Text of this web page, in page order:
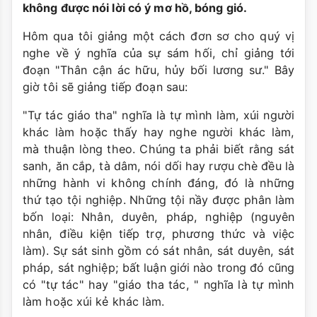
không được nói lời có ý mơ hồ, bóng gió.
Hôm qua tôi giảng một cách đơn sơ cho quý vị
nghe về ý nghĩa của sự sám hối, chỉ giảng tới
đoạn "Thân cận ác hữu, hủy bối lương sư." Bây
giờ tôi sẽ giảng tiếp đoạn sau:
"Tự tác giáo tha" nghĩa là tự mình làm, xúi người
khác làm hoặc thấy hay nghe người khác làm,
mà thuận lòng theo. Chúng ta phải biết rằng sát
sanh, ăn cắp, tà dâm, nói dối hay rượu chè đều là
những hành vi không chính đáng, đó là những
thứ tạo tội nghiệp. Những tội nầy được phân làm
bốn loại: Nhân, duyên, pháp, nghiệp (nguyên
nhân, điều kiện tiếp trợ, phương thức và việc
làm). Sự sát sinh gồm có sát nhân, sát duyên, sát
pháp, sát nghiệp; bất luận giới nào trong đó cũng
có "tự tác" hay "giáo tha tác, " nghĩa là tự mình
làm hoặc xúi kẻ khác làm.